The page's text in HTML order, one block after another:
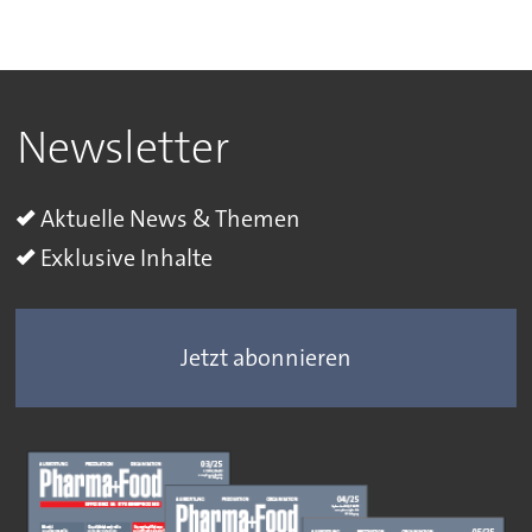
Newsletter
Aktuelle News & Themen
Exklusive Inhalte
Jetzt abonnieren